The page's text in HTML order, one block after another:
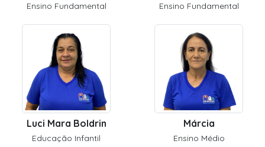
Ensino Fundamental Ensino Fundamental
Luci Mara Boldrin
Educação Infantil
Márcia
Ensino Médio